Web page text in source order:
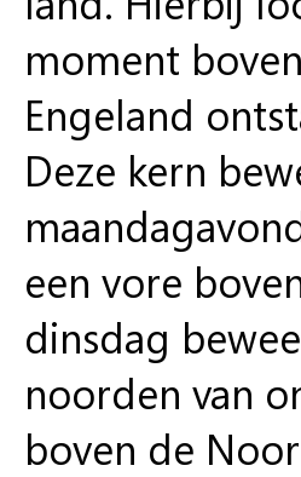
moment
Engeland
Deze kern
een vore
dinsdag
noorden van
boven de